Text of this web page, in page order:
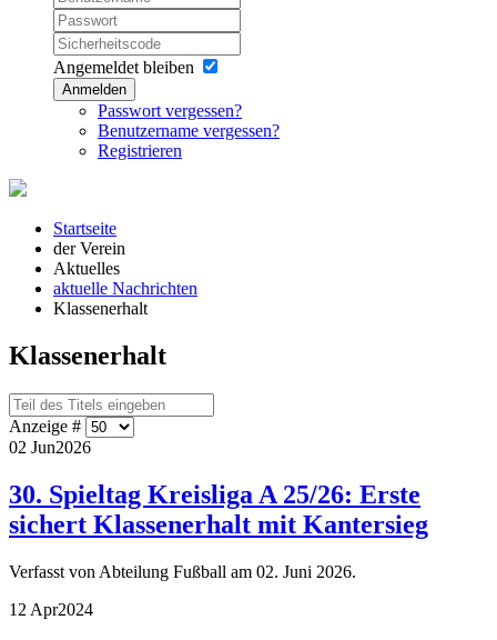
Angemeldet bleiben
Anmelden
Passwort vergessen?
Benutzername vergessen?
Registrieren
Startseite
der Verein
Aktuelles
aktuelle Nachrichten
Klassenerhalt
Klassenerhalt
Anzeige #
02 Jun2026
30. Spieltag Kreisliga A 25/26: Erste
sichert Klassenerhalt mit Kantersieg
Verfasst von Abteilung Fußball am 02. Juni 2026.
12 Apr2024